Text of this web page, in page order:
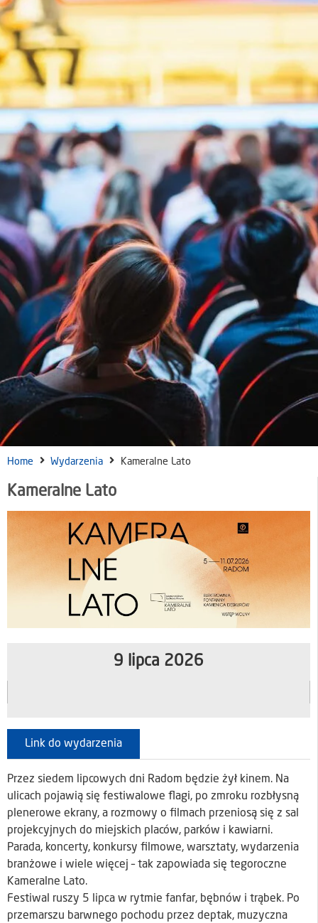
Home Wydarzenia Kameralne Lato
Kameralne Lato
9 lipca 2026
Link do wydarzenia
Przez siedem lipcowych dni Radom będzie żył kinem. Na
ulicach pojawią się festiwalowe flagi, po zmroku rozbłysną
plenerowe ekrany, a rozmowy o filmach przeniosą się z sal
projekcyjnych do miejskich placów, parków i kawiarni.
Parada, koncerty, konkursy filmowe, warsztaty, wydarzenia
branżowe i wiele więcej – tak zapowiada się tegoroczne
Kameralne Lato.
Festiwal ruszy 5 lipca w rytmie fanfar, bębnów i trąbek. Po
przemarszu barwnego pochodu przez deptak, muzyczna